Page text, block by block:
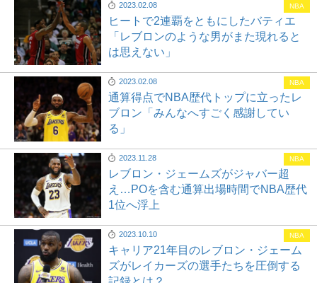
2023.02.08
ヒートで2連覇をともにしたバティエ
「レブロンのような男がまた現れると
は思えない」
NBA
2023.02.08
通算得点でNBA歴代トップに立ったレ
ブロン「みんなへすごく感謝してい
る」
NBA
2023.11.28
レブロン・ジェームズがジャバー超
え…POを含む通算出場時間でNBA歴代
1位へ浮上
NBA
2023.10.10
キャリア21年目のレブロン・ジェーム
ズがレイカーズの選手たちを圧倒する
NBA